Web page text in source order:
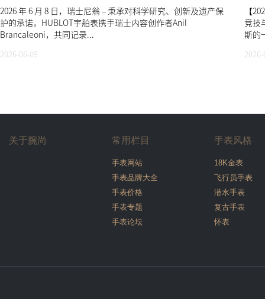
2026 年 6 月 8 日，瑞士尼翁 – 秉承对科学研究、创新及遗产保
护的承诺，HUBLOT宇舶表携手瑞士内容创作者Anil
Brancaleoni，共同记录...
2026-06-09
【
竞技
斯的
关于腕尚 常用栏目
手表网站
手表品牌大全
手表价格
手表专题
手表论坛
手表风格
18K金表
飞行员手表
潜水手表
复古手表
怀表